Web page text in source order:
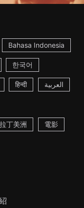
Bahasa Indonesia
한국어
हिन्दी العربية
拉丁美洲 電影